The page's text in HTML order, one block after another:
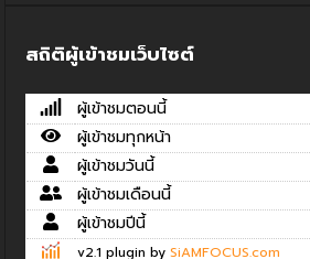
สถิติผู้เข้าชมเว็บไซต์
ผู้เข้าชมตอนนี้
ผู้เข้าชมทุกหน้า
ผู้เข้าชมวันนี้
ผู้เข้าชมเดือนนี้
ผู้เข้าชมปีนี้
v2.1 plugin by SiAMFOCUS.com